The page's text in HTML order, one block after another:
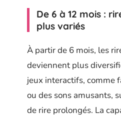
De 6 à 12 mois :
plus variés
À partir de 6 mois, les
deviennent plus
jeux interactifs, comme
ou des sons amusants,
de rire prolongés. La